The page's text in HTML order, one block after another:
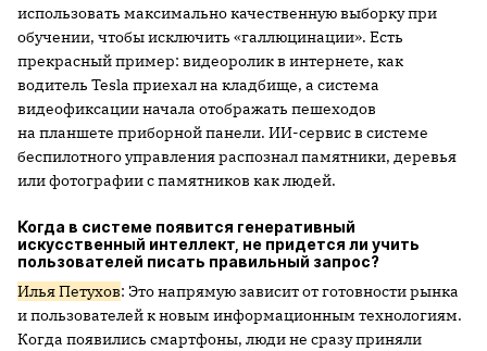
использовать максимально качественную выборку при
обучении, чтобы исключить «галлюцинации». Есть
прекрасный пример: видеоролик в интернете, как
водитель Tesla приехал на кладбище, а система
видеофиксации начала отображать пешеходов
на планшете приборной панели. ИИ-сервис в системе
беспилотного управления распознал памятники, деревья
или фотографии с памятников как людей.
Когда в системе появится генеративный
искусственный интеллект, не придется ли учить
пользователей писать правильный запрос?
Илья Петухов: Это напрямую зависит от готовности рынка
и пользователей к новым информационным технологиям.
Когда появились смартфоны, люди не сразу приняли